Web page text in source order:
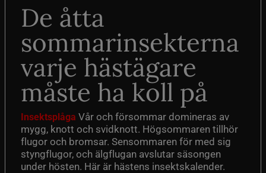
De åtta
sommarinsekterna
varje hästägare
måste ha koll på
Insektsplåga Vår och försommar domineras av
mygg, knott och svidknott. Högsommaren tillhör
flugor och bromsar. Sensommaren för med sig
styngflugor, och älgflugan avslutar säsongen
under hösten. Här är hästens insektskalender.